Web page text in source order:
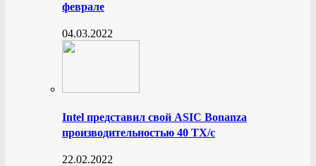
феврале
04.03.2022
Intel представил свой ASIC Bonanza
производительностью 40 ТХ/с
22.02.2022